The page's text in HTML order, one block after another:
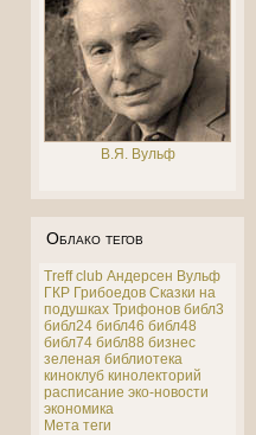
В.Я. Вульф
Облако тегов
Treff club Андерсен Вульф
ГКР Грибоедов Сказки на
подушках Трифонов библ3
библ24 библ46 библ48
библ74 библ88 бизнес
зеленая библиотека
киноклуб кинолекторий
расписание эко-новости
экономика
Мета теги